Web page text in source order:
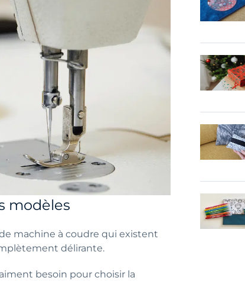
modèles
machine à coudre qui existent
délirante.
besoin pour choisir la